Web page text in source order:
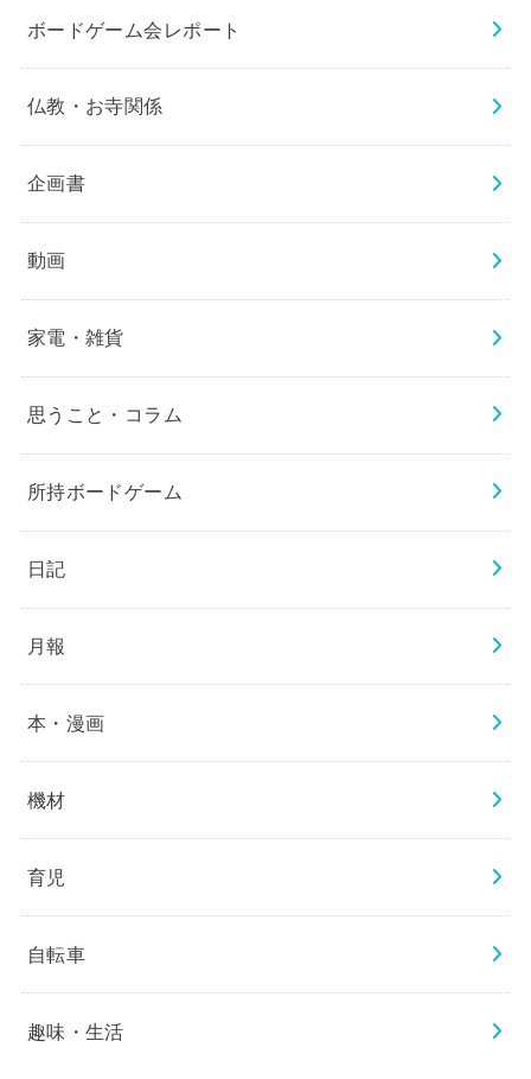
ボードゲーム会レポート
仏教・お寺関係
企画書
動画
家電・雑貨
思うこと・コラム
所持ボードゲーム
日記
月報
本・漫画
機材
育児
自転車
趣味・生活